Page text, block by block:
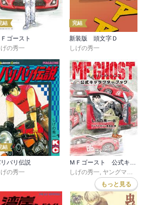
今から見せてやるから」
のがワクワクする。
ドライビング・テクニックを
イツキが
が良ければハチゴーでもあんなにすごい
、
のが良いシーン。
ュースを片手に語らっている感じが好
なキャラ。
しみ。
結
Ｆゴースト
げの秀一
完結
新装版 頭文字Ｄ
しげの秀一
結
バリ伝説
げの秀一
しげの秀一 ヤングマガジン編集部
もっと見る